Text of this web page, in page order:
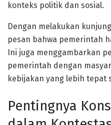
konteks politik dan sosial.
Dengan melakukan
pesan bahwa pemerintah
Ini juga menggambarkan
pemerintah dengan
kebijakan yang lebih tepat
Pentingnya